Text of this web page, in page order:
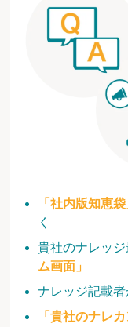
「社内版知恵袋
く
貴社のナレッ
ム画面」
ナレッジ記載者
「貴社のナレ